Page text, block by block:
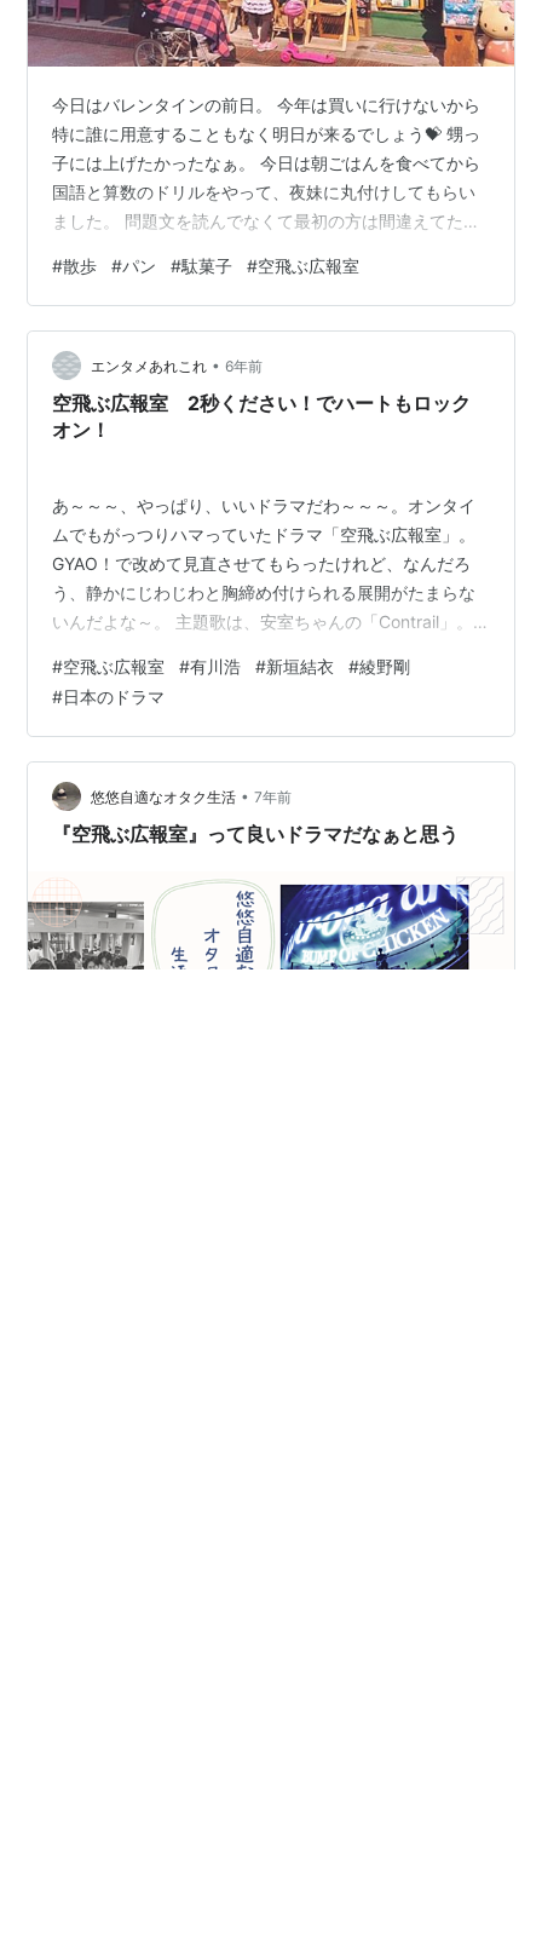
今日はバレンタインの前日。 今年は買いに行けないから
特に誰に用意することもなく明日が来るでしょう💝 甥っ
子には上げたかったなぁ。 今日は朝ごはんを食べてから
国語と算数のドリルをやって、夜妹に丸付けしてもらい
ました。 問題文を読んでなくて最初の方は間違えてたけ
๑)۶ 明日も頑張ろー。 あと、今日間違い探しの本が届い
たからそれもやる📖 今日チョロっと見たら7個中5個しか
見つからなかった(^O^;) 勉強の後は、妹にお散歩に連れ
ていってもらいました。 今日は2軒のパン屋さん。 1軒は
行ったことあるお店で、もう1軒は初めてのお店。 パン屋
さんたくさ…
#散歩 #パン #駄菓子 #空飛ぶ広報室
エンタメあれこれ • 6年前
空飛ぶ広報室 2秒ください！でハートもロック
オン！
あ～～～、やっぱり、いいドラマだわ～～～。オンタイ
ムでもがっつりハマっていたドラマ「空飛ぶ広報室」。
GYAO！で改めて見直させてもらったけれど、なんだろ
う、静かにじわじわと胸締め付けられる展開がたまらな
いんだよな～。 主題歌は、安室ちゃんの「Contrail」。
イメージにぴったり曲。もうね、この歌がいい局面で挿
入されるんだわ！コレが！ 今GYAO！では1話と8話～最
終話までが配信されているんだけれど、やっぱ個人的マ
イベストシーンは、8話のラストの「2秒ください！」の
シーン。 いつもはなんだか間が抜けてて、空回りしちゃ
ってる空井さんが、この時だけ…
#空飛ぶ広報室 #有川浩 #新垣結衣 #綾野剛
#日本のドラマ
悠悠自適なオタク生活 • 7年前
『空飛ぶ広報室』って良いドラマだなぁと思う